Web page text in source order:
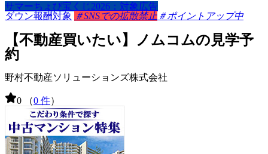
サマーちょび宝くじ2026：対象広告
ダウン報酬対象 ＃SNSでの拡散禁止 ＃ポイントアップ中
【不動産買いたい】ノムコムの見学予
約
野村不動産ソリューションズ株式会社
0 （0 件）